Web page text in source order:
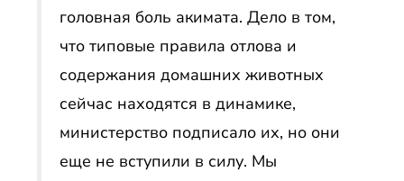
головная боль акимата. Дело в том,
что типовые правила отлова и
содержания домашних животных
сейчас находятся в динамике,
министерство подписало их, но они
еще не вступили в силу. Мы